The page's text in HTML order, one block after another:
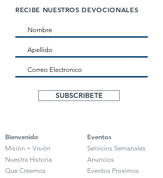
RECIBE NUESTROS DEVOCIONALES
SUBSCRIBETE
Bienvenido
Misión + Visión
Nuestra Historia
Que Creemos
Eventos
Servicios Semanales
Anuncios
Eventos Proximos